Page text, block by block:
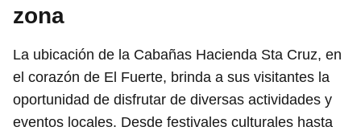
zona
La ubicación de la Cabañas Hacienda Sta Cruz, en
el corazón de El Fuerte, brinda a sus visitantes la
oportunidad de disfrutar de diversas actividades y
eventos locales. Desde festivales culturales hasta